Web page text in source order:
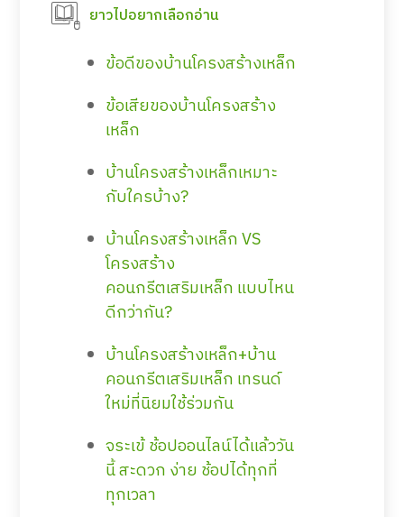
ยาวไปอยากเลือกอ่าน
ข้อดีของบ้านโครงสร้างเหล็ก
ข้อเสียของบ้านโครงสร้าง
เหล็ก
บ้านโครงสร้างเหล็กเหมาะ
กับใครบ้าง?
บ้านโครงสร้างเหล็ก VS
โครงสร้าง
คอนกรีตเสริมเหล็ก แบบไหน
ดีกว่ากัน?
บ้านโครงสร้างเหล็ก+บ้าน
คอนกรีตเสริมเหล็ก เทรนด์
ใหม่ที่นิยมใช้ร่วมกัน
จระเข้ ช้อปออนไลน์ได้แล้ววัน
นี้ สะดวก ง่าย ช้อปได้ทุกที่
ทุกเวลา